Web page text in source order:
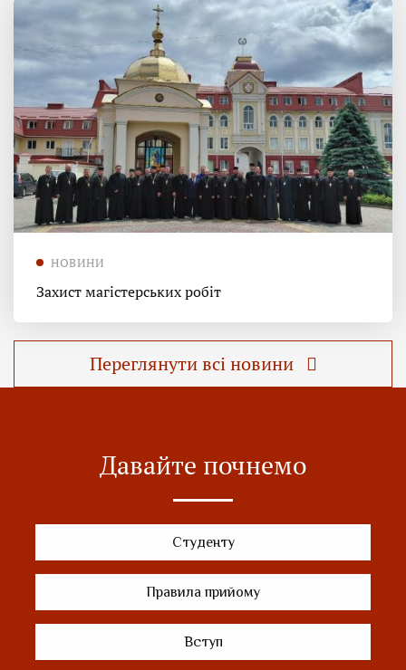
НОВИНИ
Захист магістерських робіт
Переглянути всі новини
Давайте почнемо
Студенту
Правила прийому
Вступ